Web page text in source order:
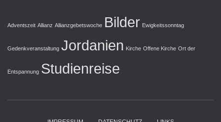
Adventszeit Allianz Allianzgebetswoche Bilder Ewigkeitssonntag
Gedenkveranstaltung Jordanien Kirche Offene Kirche Ort der
Entspannung Studienreise